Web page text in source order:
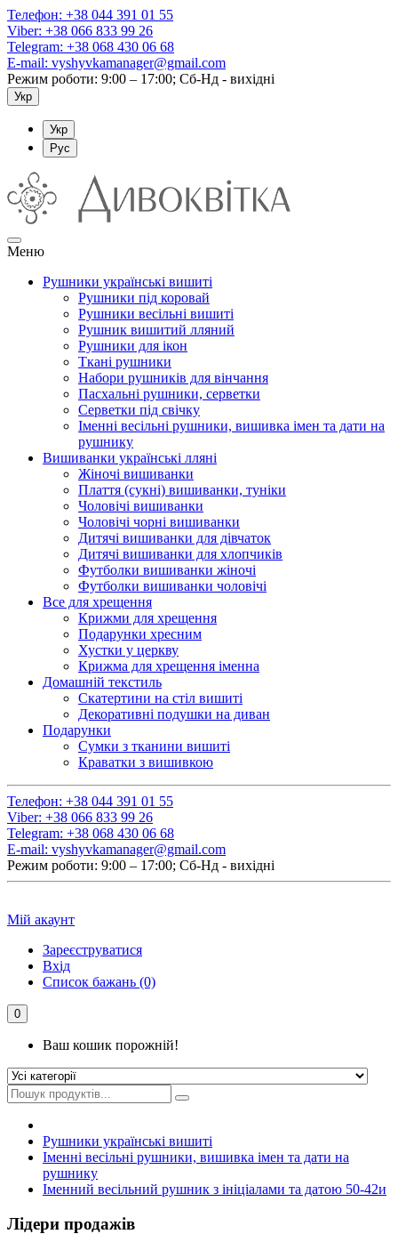
Телефон: +38 044 391 01 55
Viber: +38 066 833 99 26
Telegram: +38 068 430 06 68
E-mail: vyshyvkamanager@gmail.com
Режим роботи: 9:00 – 17:00; Сб-Нд - вихідні
Укр
Укр
Рус
Меню
Рушники українські вишиті
Рушники під коровай
Рушники весільні вишиті
Рушник вишитий лляний
Рушники для ікон
Ткані рушники
Набори рушників для вінчання
Пасхальні рушники, серветки
Серветки під свічку
Іменні весільні рушники, вишивка імен та дати на
рушнику
Вишиванки українські лляні
Жіночі вишиванки
Плаття (сукні) вишиванки, туніки
Чоловічі вишиванки
Чоловічі чорні вишиванки
Дитячі вишиванки для дівчаток
Дитячі вишиванки для хлопчиків
Футболки вишиванки жіночі
Футболки вишиванки чоловічі
Все для хрещення
Крижми для хрещення
Подарунки хресним
Хустки у церкву
Крижма для хрещення іменна
Домашній текстиль
Скатертини на стіл вишиті
Декоративні подушки на диван
Подарунки
Сумки з тканини вишиті
Краватки з вишивкою
Телефон: +38 044 391 01 55
Viber: +38 066 833 99 26
Telegram: +38 068 430 06 68
E-mail: vyshyvkamanager@gmail.com
Режим роботи: 9:00 – 17:00; Сб-Нд - вихідні
Мій акаунт
Зареєструватися
Вхід
Список бажань (0)
0
Ваш кошик порожній!
Рушники українські вишиті
Іменні весільні рушники, вишивка імен та дати на
рушнику
Іменний весільний рушник з ініціалами та датою 50-42и
Лідери продажів